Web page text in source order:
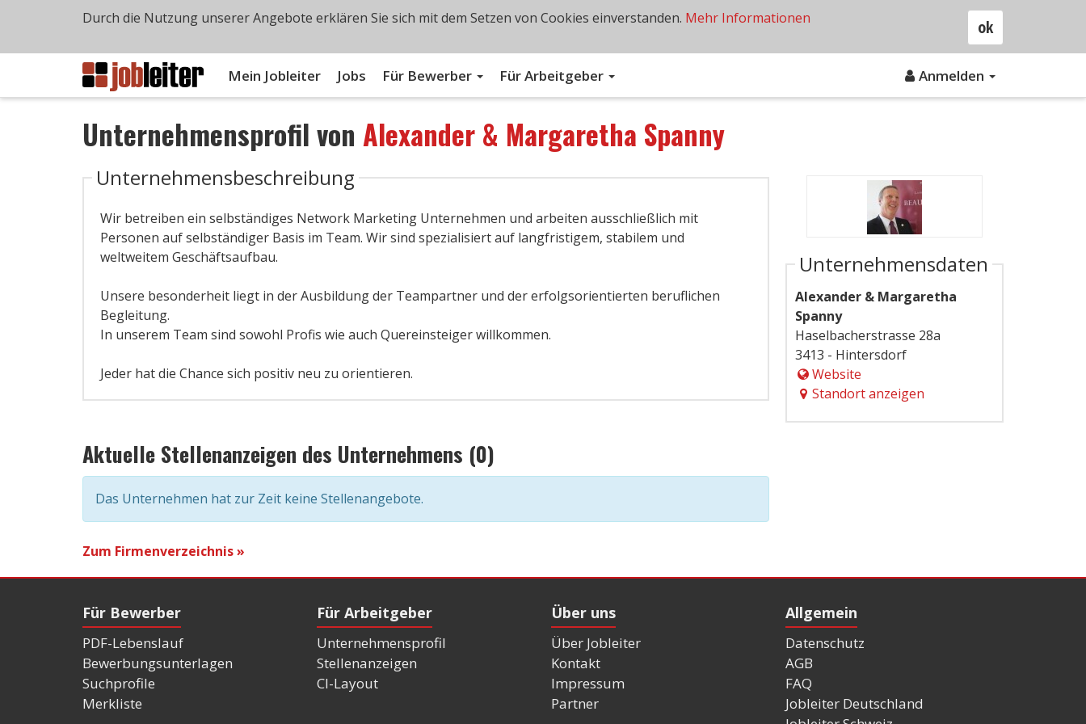
Mein Jobleiter Jobs Für Bewerber Für Arbeitgeber Anmelden
Unternehmensprofil von Alexander & Margaretha Spanny
Unternehmensbeschreibung
Wir betreiben ein selbständiges Network Marketing Unternehmen und arbeiten ausschließlich mit
Personen auf selbständiger Basis im Team. Wir sind spezialisiert auf langfristigem, stabilem und
weltweitem Geschäftsaufbau.
Unsere besonderheit liegt in der Ausbildung der Teampartner und der erfolgsorientierten beruflichen
Begleitung.
In unserem Team sind sowohl Profis wie auch Quereinsteiger willkommen.
Jeder hat die Chance sich positiv neu zu orientieren.
Unternehmensdaten
Alexander & Margaretha
Spanny
Haselbacherstrasse 28a
3413 - Hintersdorf
Website
Standort anzeigen
Aktuelle Stellenanzeigen des Unternehmens (0)
Das Unternehmen hat zur Zeit keine Stellenangebote.
Zum Firmenverzeichnis »
Für Bewerber
PDF-Lebenslauf
Bewerbungsunterlagen
Suchprofile
Merkliste
Für Arbeitgeber
Unternehmensprofil
Stellenanzeigen
CI-Layout
Über uns
Über Jobleiter
Kontakt
Impressum
Partner
Allgemein
Datenschutz
AGB
FAQ
Jobleiter Deutschland
ok
Durch die Nutzung unserer Angebote erklären Sie sich mit dem Setzen von Cookies einverstanden. Mehr Informationen